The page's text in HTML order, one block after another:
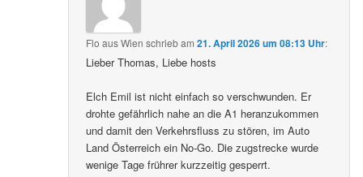
Flo aus Wien schriebam21. April 2026 um 08:13 Uhr:
Lieber Thomas, Liebe hosts
Elch Emil ist nicht einfach so verschwunden. Er
drohte gefährlich nahe an die A1 heranzukommen
und damit den Verkehrsfluss zu stören, im Auto
Land Österreich ein No-Go. Die zugstrecke wurde
wenige Tage frührer kurzzeitig gesperrt.